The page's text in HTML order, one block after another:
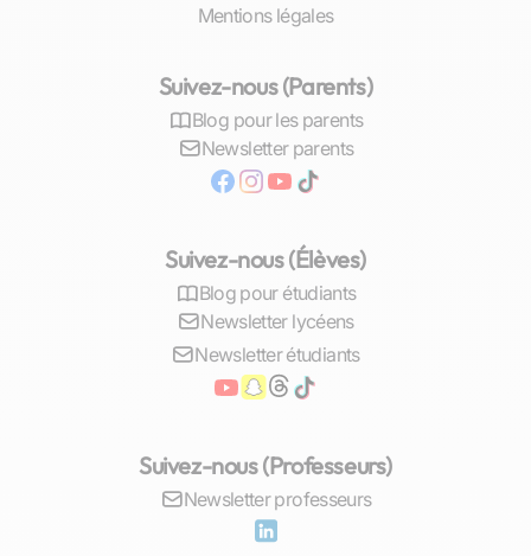
Au final, cette attention individualisée peut
d’obstacles en une trajectoire ascendante vers
la réussite académique. C’est là tout le bénéfice
d’un soutien adapté qui prend en compte non
seulement le programme officiel mais aussi la
personnalité unique et les aspirations futures de
Comment trouver un bon professeur
d’Histoire à Colombes
Critères de sélection
pour votre enfant à Colombes,
plusieurs critères sont primordiaux. Certains
parents préfèrent se tourner vers des
enseignants issus de l’Éducation nationale, forts
Mentions légales
Suivez-nous (Parents)
Blog pour les parents
Newsletter parents
Suivez-nous (Élèves)
Blog pour étudiants
Newsletter lycéens
Newsletter étudiants
Suivez-nous (Professeurs)
Newsletter professeurs